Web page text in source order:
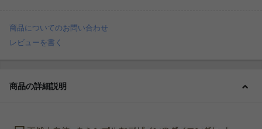
商品についてのお問い合わせ
レビューを書く
商品の詳細説明